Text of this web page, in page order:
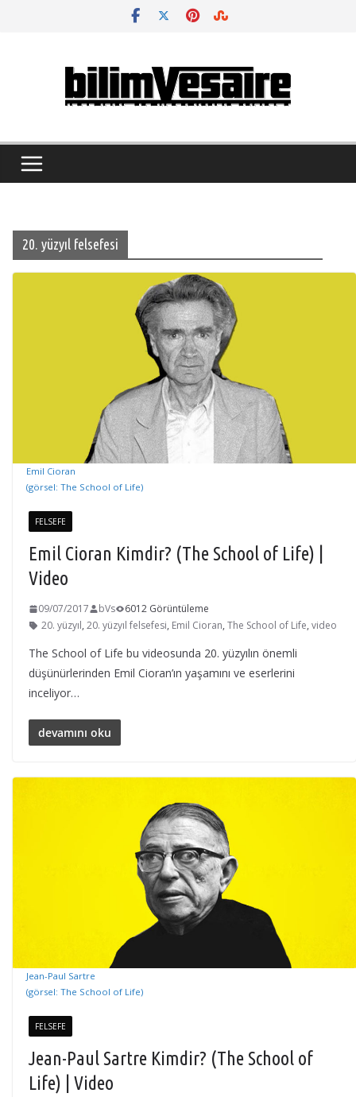
20. yüzyıl felsefesi
Emil Cioran
(görsel: The School of Life)
FELSEFE
Emil Cioran Kimdir? (The School of Life) |
Video
09/07/2017 bVs
6012 Görüntüleme
20. yüzyıl, 20. yüzyıl felsefesi, Emil Cioran, The School of Life, video
The School of Life bu videosunda 20. yüzyılın önemli
düşünürlerinden Emil Cioran’ın yaşamını ve eserlerini
inceliyor…
devamını oku
Jean-Paul Sartre
(görsel: The School of Life)
FELSEFE
Jean-Paul Sartre Kimdir? (The School of
Life) | Video